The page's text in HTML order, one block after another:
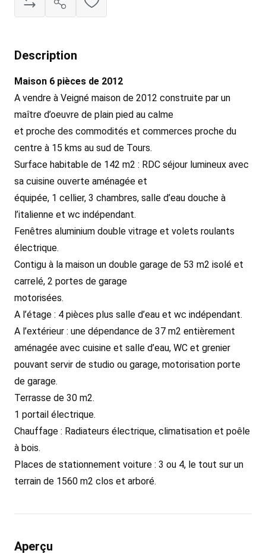
Description
Maison 6 pièces de 2012
A vendre à Veigné maison de 2012 construite par un
maître d’oeuvre de plain pied au calme
et proche des commodités et commerces proche du
centre à 15 kms au sud de Tours.
Surface habitable de 142 m2 : RDC séjour lumineux avec
sa cuisine ouverte aménagée et
équipée, 1 cellier, 3 chambres, salle d’eau douche à
l’italienne et wc indépendant.
Fenêtres aluminium double vitrage et volets roulants
électrique.
Contigu à la maison un double garage de 53 m2 isolé et
carrelé, 2 portes de garage
motorisées.
A l’étage : 4 pièces plus salle d’eau et wc indépendant.
A l’extérieur : une dépendance de 37 m2 entièrement
aménagée avec cuisine et salle d’eau, WC et grenier
pouvant servir de studio ou garage, motorisation porte
de garage.
Terrasse de 30 m2.
1 portail électrique.
Chauffage : Radiateurs électrique, climatisation et poêle
à bois.
Places de stationnement voiture : 3 ou 4, le tout sur un
terrain de 1560 m2 clos et arboré.
Aperçu